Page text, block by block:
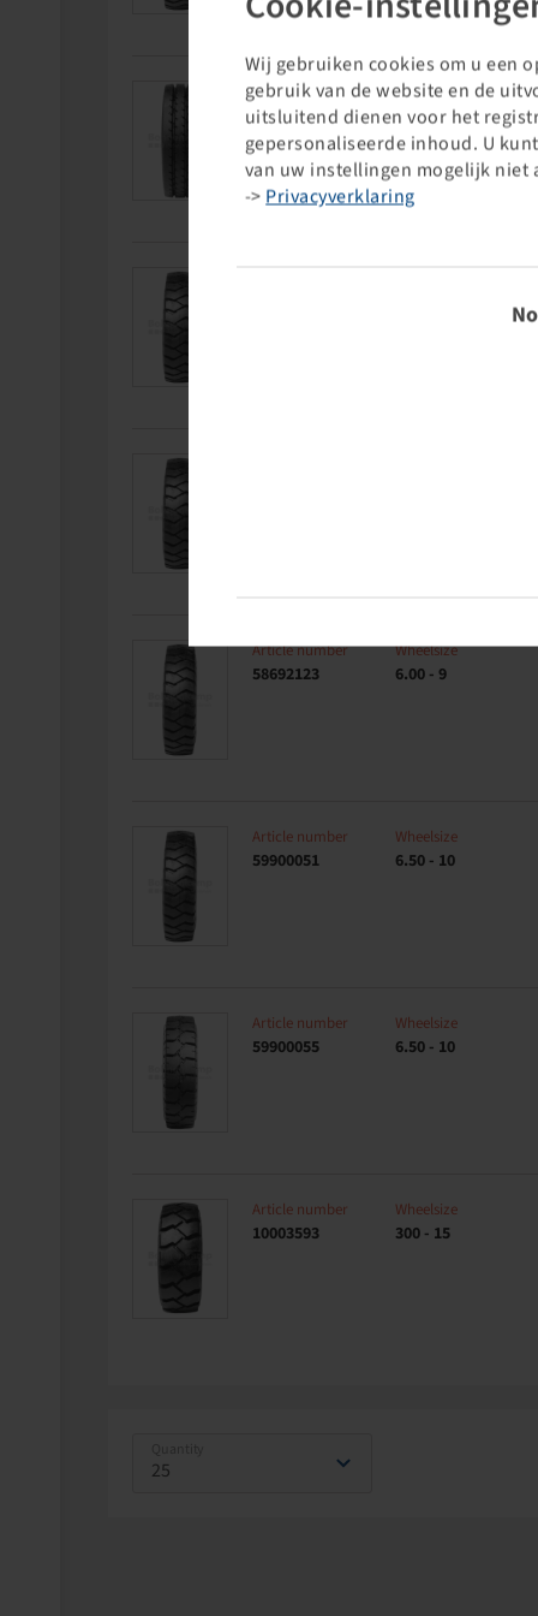
Wij gebruiken cookies om u een
gebruik van de website en de
uitsluitend dienen voor het
gepersonaliseerde inhoud. U
van uw instellingen mogelijk
-> Privacyverklaring
Article number
10003004
Wheelsize
6.00 R 9
Article number
58692123
Wheelsize
6.00 - 9
Article number
59900051
Wheelsize
6.50 - 10
Article number
59900055
Wheelsize
6.50 - 10
Article number
10003593
Wheelsize
300 - 15
25